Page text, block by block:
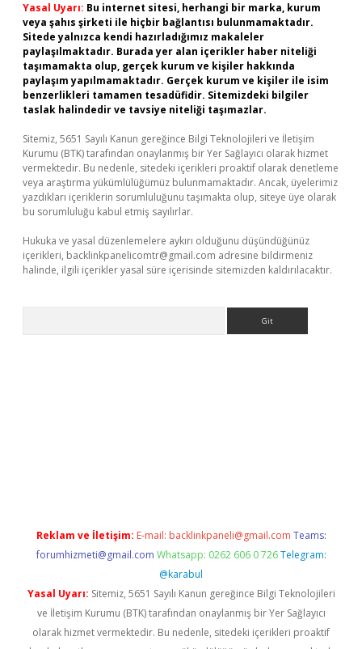
Yasal Uyarı: Bu internet sitesi, herhangi bir marka, kurum
veya şahıs şirketi ile hiçbir bağlantısı bulunmamaktadır.
Sitede yalnızca kendi hazırladığımız makaleler
paylaşılmaktadır. Burada yer alan içerikler haber niteliği
taşımamakta olup, gerçek kurum ve kişiler hakkında
paylaşım yapılmamaktadır. Gerçek kurum ve kişiler ile isim
benzerlikleri tamamen tesadüfidir. Sitemizdeki bilgiler
taslak halindedir ve tavsiye niteliği taşımazlar.
Sitemiz, 5651 Sayılı Kanun gereğince Bilgi Teknolojileri ve İletişim
Kurumu (BTK) tarafından onaylanmış bir Yer Sağlayıcı olarak hizmet
vermektedir. Bu nedenle, sitedeki içerikleri proaktif olarak denetleme
veya araştırma yükümlülüğümüz bulunmamaktadır. Ancak, üyelerimiz
yazdıkları içeriklerin sorumluluğunu taşımakta olup, siteye üye olarak
bu sorumluluğu kabul etmiş sayılırlar.
Hukuka ve yasal düzenlemelere aykırı olduğunu düşündüğünüz
içerikleri, backlinkpanelicomtr@gmail.com adresine bildirmeniz
halinde, ilgili içerikler yasal süre içerisinde sitemizden kaldırılacaktır.
Reklam ve İletişim: E-mail: backlinkpaneli@gmail.com Teams:
forumhizmeti@gmail.com Whatsapp: 0262 606 0 726 Telegram:
@karabul
Yasal Uyarı: Sitemiz, 5651 Sayılı Kanun gereğince Bilgi Teknolojileri
ve İletişim Kurumu (BTK) tarafından onaylanmış bir Yer Sağlayıcı
olarak hizmet vermektedir. Bu nedenle, sitedeki içerikleri proaktif